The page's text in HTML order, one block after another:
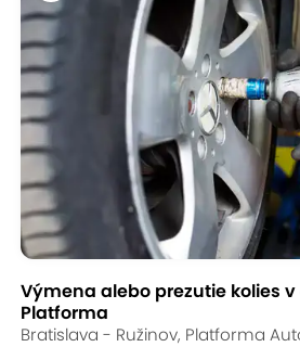
Výmena alebo prezutie kolies
Platforma
Bratislava - Ružinov, Platforma